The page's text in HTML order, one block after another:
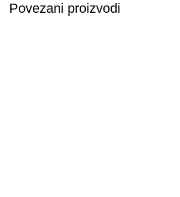
Povezani proizvodi